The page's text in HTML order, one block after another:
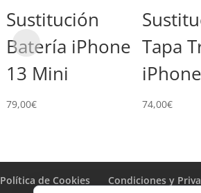
Sustitución
Batería iPhone
13 Mini
79,00€
Tapa
74,00€
Política de Cookies Condiciones y